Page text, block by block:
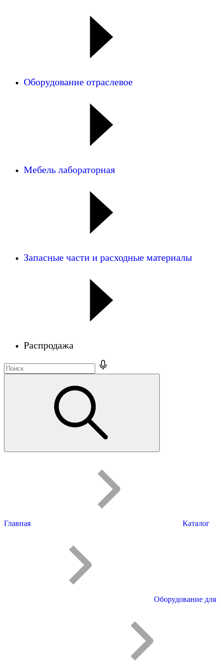
Оборудование отраслевое
Мебель лабораторная
Запасные части и расходные материалы
Распродажа
Главная Каталог
Оборудование для